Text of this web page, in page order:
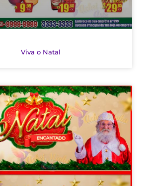
Viva o Natal